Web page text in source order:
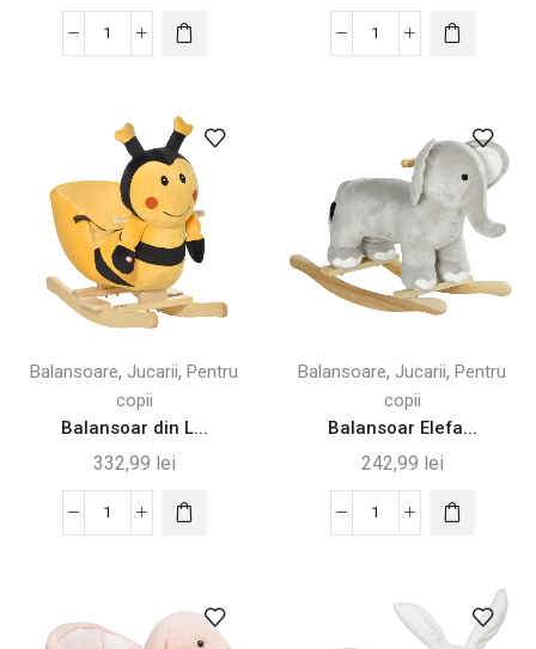
Cantitate
din
Plus
Moale
si
Lemn
Masiv
cu
Centura
Cantitate
Muzica
–
Lemn
&
Metal
Balansoare, Jucarii, Pentru
copii
Balansoar din L...
332,99 lei
Cantitate
pentru
Balansoare, Jucarii, Pentru
copii
Balansoar Elefa...
242,99 lei
Cantitate
din
Lemn